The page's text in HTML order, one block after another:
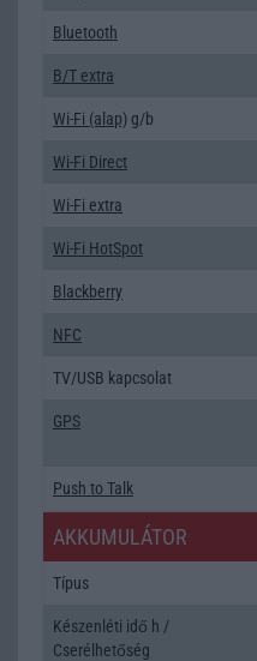
Bluetooth
B/T extra
Wi-Fi (alap) g/b
Wi-Fi Direct
Wi-Fi extra
Wi-Fi HotSpot
Blackberry
NFC
TV/USB kapcsolat
GPS
Push to Talk
AKKUMULÁTOR
Típus
Készenléti idő h /
Cserélhetőség